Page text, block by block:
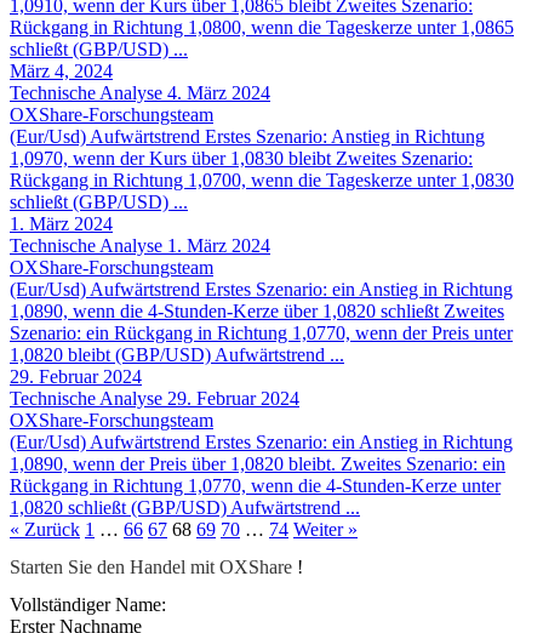
1,0910, wenn der Kurs über 1,0865 bleibt Zweites Szenario:
Rückgang in Richtung 1,0800, wenn die Tageskerze unter 1,0865
schließt (GBP/USD) ...
März 4, 2024
Technische Analyse 4. März 2024
OXShare-Forschungsteam
(Eur/Usd) Aufwärtstrend Erstes Szenario: Anstieg in Richtung
1,0970, wenn der Kurs über 1,0830 bleibt Zweites Szenario:
Rückgang in Richtung 1,0700, wenn die Tageskerze unter 1,0830
schließt (GBP/USD) ...
1. März 2024
Technische Analyse 1. März 2024
OXShare-Forschungsteam
(Eur/Usd) Aufwärtstrend Erstes Szenario: ein Anstieg in Richtung
1,0890, wenn die 4-Stunden-Kerze über 1,0820 schließt Zweites
Szenario: ein Rückgang in Richtung 1,0770, wenn der Preis unter
1,0820 bleibt (GBP/USD) Aufwärtstrend ...
29. Februar 2024
Technische Analyse 29. Februar 2024
OXShare-Forschungsteam
(Eur/Usd) Aufwärtstrend Erstes Szenario: ein Anstieg in Richtung
1,0890, wenn der Preis über 1,0820 bleibt. Zweites Szenario: ein
Rückgang in Richtung 1,0770, wenn die 4-Stunden-Kerze unter
1,0820 schließt (GBP/USD) Aufwärtstrend ...
« Zurück 1 … 66 67 68 69 70 … 74 Weiter »
Starten Sie den Handel mit OXShare !
Vollständiger Name:
Erster Nachname